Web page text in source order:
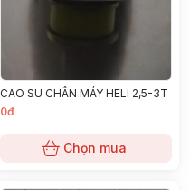
CAO SU CHÂN MÁY HELI 2,5-3T
0đ
Chọn mua